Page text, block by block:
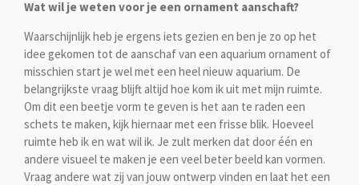
Wat wil je weten voor je een ornament aanschaft?
Waarschijnlijk heb je ergens iets gezien en ben je zo op het
idee gekomen tot de aanschaf van een aquarium ornament of
misschien start je wel met een heel nieuw aquarium. De
belangrijkste vraag blijft altijd hoe kom ik uit met mijn ruimte.
Om dit een beetje vorm te geven is het aan te raden een
schets te maken, kijk hiernaar met een frisse blik. Hoeveel
ruimte heb ik en wat wil ik. Je zult merken dat door één en
andere visueel te maken je een veel beter beeld kan vormen.
Vraag andere wat zij van jouw ontwerp vinden en laat het een